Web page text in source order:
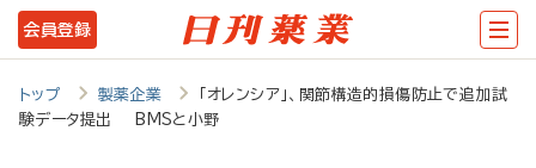
メ
イ
会員登録
トップ 製薬企業
「オレンシア」、関節構造的損傷防止で追加試
験データ提出 BMSと小野